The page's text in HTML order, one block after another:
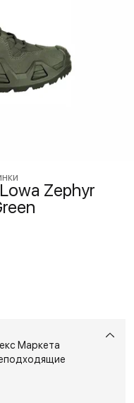
Zephyr
Маркета